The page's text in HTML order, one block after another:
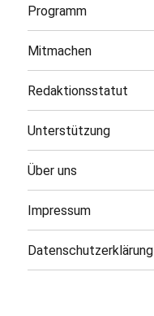
Programm
Mitmachen
Redaktionsstatut
Unterstützung
Über uns
Impressum
Datenschutzerklärung